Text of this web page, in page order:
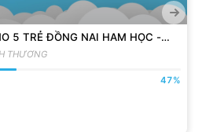
5 TRẺ ĐỒNG NAI HAM HỌC -
THƯƠNG
47%